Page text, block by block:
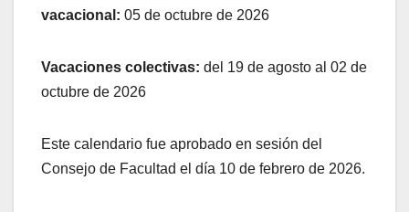
vacacional: 05 de octubre de 2026
Vacaciones colectivas: del 19 de agosto al 02 de
octubre de 2026
Este calendario fue aprobado en sesión del
Consejo de Facultad el día 10 de febrero de 2026.